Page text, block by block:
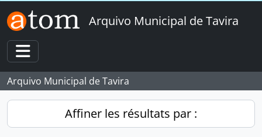
Arquivo Municipal de Tavira
Toggle navigation
Arquivo Municipal de Tavira
Affiner les résultats par :